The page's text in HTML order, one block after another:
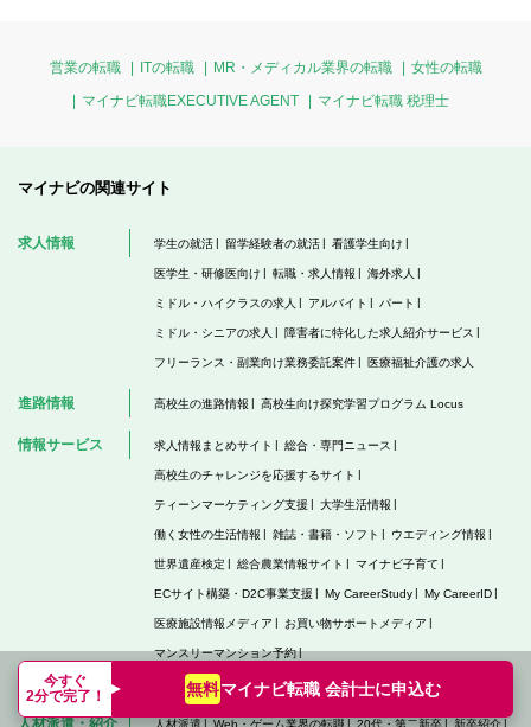
今すぐ
2分で完了！
無料マイナビ転職 会計士に申込む
営業の転職 ITの転職 MR・メディカル業界の転職
女性の転職
マイナビ転職EXECUTIVE AGENT
マイナビ転職 税理士
マイナビの関連サイト
求人情報 学生の就活 留学経験者の就活 看護学生向け
医学生・研修医向け 転職・求人情報 海外求人
ミドル・ハイクラスの求人 アルバイト パート
ミドル・シニアの求人 障害者に特化した求人紹介サービス
フリーランス・副業向け業務委託案件 医療福祉介護の求人
進路情報 高校生の進路情報 高校生向け探究学習プログラム Locus
情報サービス 求人情報まとめサイト 総合・専門ニュース
高校生のチャレンジを応援するサイト
ティーンマーケティング支援 大学生活情報
働く女性の生活情報 雑誌・書籍・ソフト ウエディング情報
世界遺産検定 総合農業情報サイト マイナビ子育て
ECサイト構築・D2C事業支援 My CareerStudy My CareerID
医療施設情報メディア お買い物サポートメディア
マンスリーマンション予約
AIを活用したSEOコンテンツ支援ツール
人材派遣・紹介 人材派遣 Web・ゲーム業界の転職 20代・第二新卒 新卒紹介